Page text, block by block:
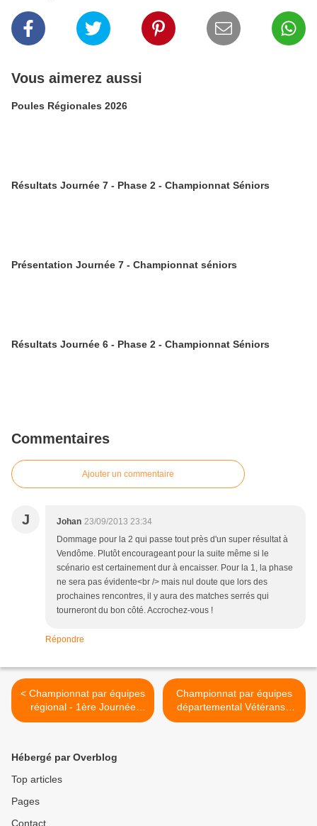
Vous aimerez aussi
Poules Régionales 2026
Résultats Journée 7 - Phase 2 - Championnat Séniors
Présentation Journée 7 - Championnat séniors
Résultats Journée 6 - Phase 2 - Championnat Séniors
Commentaires
Ajouter un commentaire
J Johan 23/09/2013 23:34
Dommage pour la 2 qui passe tout près d'un super résultat à
Vendôme. Plutôt encourageant pour la suite même si le
scénario est certainement dur à encaisser. Pour la 1, la phase
ne sera pas évidente<br /> mais nul doute que lors des
prochaines rencontres, il y aura des matches serrés qui
tourneront du bon côté. Accrochez-vous !
Répondre
< Championnat par équipes
régional - 1ère Journée
Séniors
Championnat par équipes
départemental Vétérans -
1ère phase - 1ère journée >
Hébergé par Overblog
Top articles
Pages
Contact